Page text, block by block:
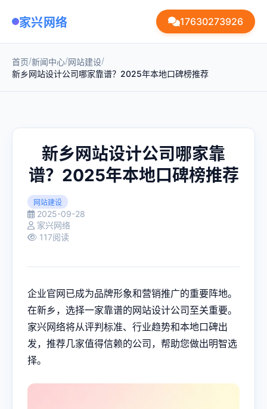
家兴网络 17630273926
首页/新闻中心/网站建设/
新乡网站设计公司哪家靠谱？2025年本地口碑榜推荐
新乡网站设计公司哪家靠
谱？2025年本地口碑榜推荐
网站建设
2025-09-28
家兴网络
117阅读
企业官网已成为品牌形象和营销推广的重要阵地。
在新乡，选择一家靠谱的网站设计公司至关重要。
家兴网络将从评判标准、行业趋势和本地口碑出
发，推荐几家值得信赖的公司，帮助您做出明智选
择。